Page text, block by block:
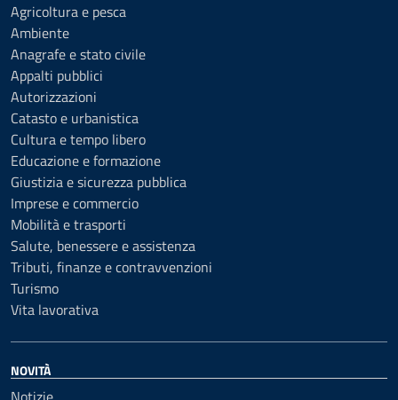
Agricoltura e pesca
Ambiente
Anagrafe e stato civile
Appalti pubblici
Autorizzazioni
Catasto e urbanistica
Cultura e tempo libero
Educazione e formazione
Giustizia e sicurezza pubblica
Imprese e commercio
Mobilità e trasporti
Salute, benessere e assistenza
Tributi, finanze e contravvenzioni
Turismo
Vita lavorativa
NOVITÀ